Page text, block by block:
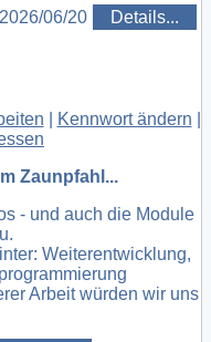
2026/06/20 Details...
Kennwort ändern
Zaunpfahl...
- und auch die Module
Weiterentwicklung,
Arbeit würden wir uns